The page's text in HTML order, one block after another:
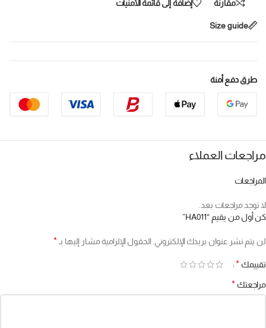
مقارنة إضافة إلى قائمة الأمنيات
Size guide
طرق دفع أمنة
مراجعات العملاء
المراجعات
لا توجد مراجعات بعد.
كن أول من يقيم “HA011”
لن يتم نشر عنوان بريدك الإلكتروني. الحقول الإلزامية مشار إليها بـ *
تقييمك *
مراجعتك *